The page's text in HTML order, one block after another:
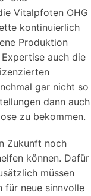
Vitalpfoten OHG
kontinuierlich
Produktion
auch die
gar nicht so
dann auch
zu bekommen.
Zukunft noch
können. Dafür
müssen
für neue sinnvolle